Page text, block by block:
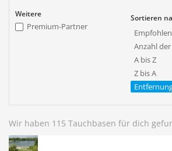
Weitere
Premium-Partner
Sortieren
Anzahl
A bis Z
Z bis A
Wir haben 115 Tauchbasen für dich